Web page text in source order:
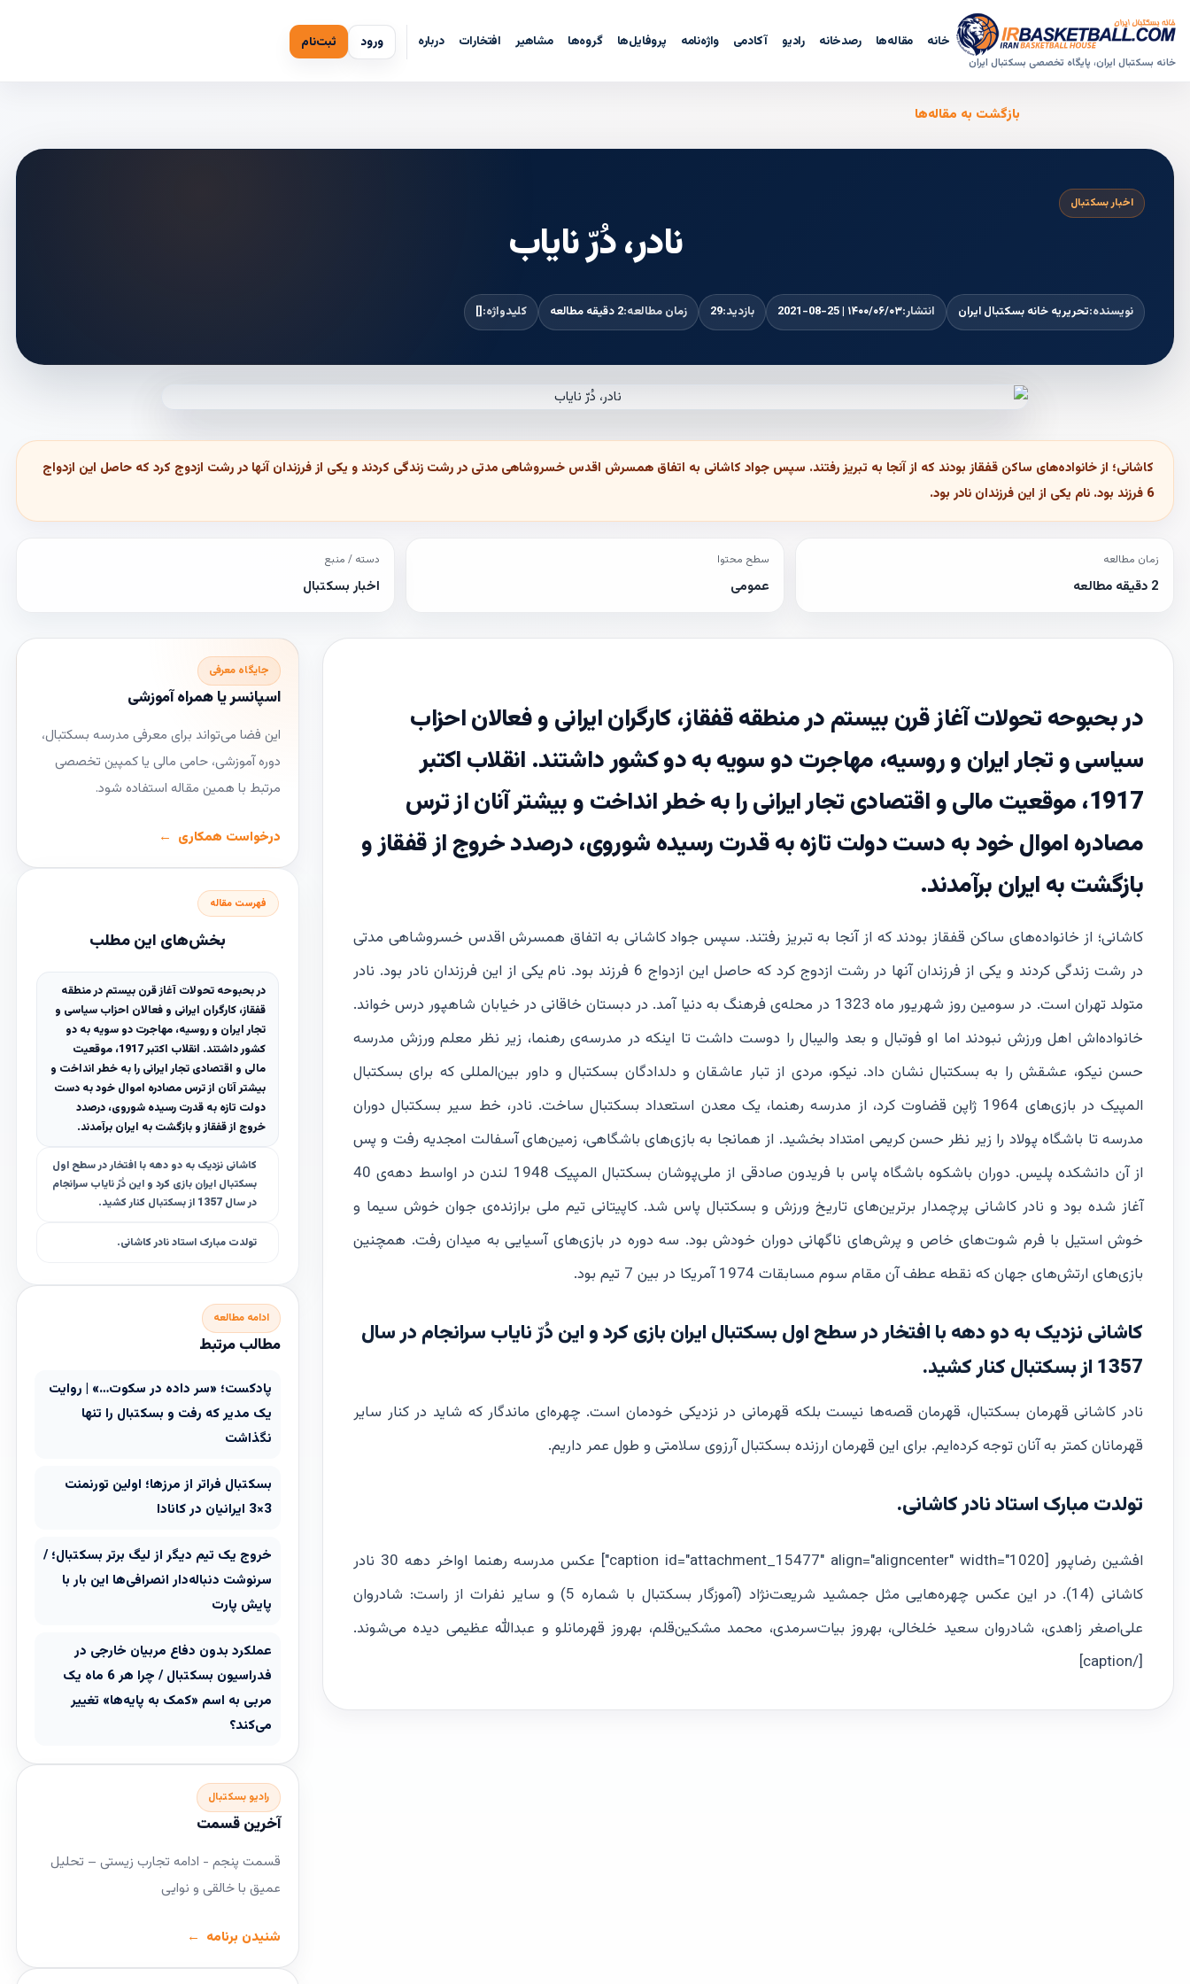
خانه بسکتبال ایران، پایگاه تخصصی بسکتبال ایران
خانه مقاله‌ها رصدخانه رادیو آکادمی واژه‌نامه پروفایل‌ها گروه‌ها مشاهیر افتخارات درباره ورود ثبت‌نام
بازگشت به مقاله‌ها
اخبار بسکتبال
نادر، دُرّ نایاب
نویسنده:تحریریه خانه بسکتبال ایران انتشار:۱۴۰۰/۰۶/۰۳ | 2021-08-25 بازدید:29 زمان مطالعه:2 دقیقه مطالعه کلیدواژه:[]
کاشانی؛ از خانواده‌های ساکن قفقاز بودند که از آنجا به تبریز رفتند. سپس جواد کاشانی به اتفاق همسرش اقدس خسروشاهی مدتی در رشت زندگی کردند و یکی از فرزندان آنها در رشت ازدوج کرد که حاصل این ازدواج
6 فرزند بود. نام یکی از این فرزندان نادر بود.
زمان مطالعه
2 دقیقه مطالعه
سطح محتوا
عمومی
دسته / منبع
اخبار بسکتبال
در بحبوحه تحولات آغاز قرن بیستم در منطقه قفقاز، کارگران ایرانی و فعالان احزاب
سیاسی و تجار ایران و روسیه، مهاجرت دو سویه به دو کشور داشتند. انقلاب اکتبر
1917، موقعیت مالی و اقتصادی تجار ایرانی را به خطر انداخت و بیشتر آنان از ترس
مصادره اموال خود به دست دولت تازه به قدرت رسیده شوروی، درصدد خروج از قفقاز و
بازگشت به ایران برآمدند.
کاشانی؛ از خانواده‌های ساکن قفقاز بودند که از آنجا به تبریز رفتند. سپس جواد کاشانی به اتفاق همسرش اقدس خسروشاهی مدتی
در رشت زندگی کردند و یکی از فرزندان آنها در رشت ازدوج کرد که حاصل این ازدواج 6 فرزند بود. نام یکی از این فرزندان نادر بود. نادر
متولد تهران است. در سومین روز شهریور ماه 1323 در محله‌ی فرهنگ به دنیا آمد. در دبستان خاقانی در خیابان شاهپور درس خواند.
خانواده‌اش اهل ورزش نبودند اما او فوتبال و بعد والیبال را دوست داشت تا اینکه در مدرسه‌ی رهنما، زیر نظر معلم ورزش مدرسه
حسن نیکو، عشقش را به بسکتبال نشان داد. نیکو، مردی از تبار عاشقان و دلدادگان بسکتبال و داور بین‌المللی که برای بسکتبال
المپیک در بازی‌های 1964 ژاپن قضاوت کرد، از مدرسه رهنما، یک معدن استعداد بسکتبال ساخت. نادر، خط سیر بسکتبال دوران
مدرسه تا باشگاه پولاد را زیر نظر حسن کریمی امتداد بخشید. از همانجا به بازی‌های باشگاهی، زمین‌های آسفالت امجدیه رفت و پس
از آن دانشکده پلیس. دوران باشکوه باشگاه پاس با فریدون صادقی از ملی‌پوشان بسکتبال المپیک 1948 لندن در اواسط دهه‌ی 40
آغاز شده بود و نادر کاشانی پرچمدار برترین‌های تاریخ ورزش و بسکتبال پاس شد. کاپیتانی تیم ملی برازنده‌ی جوان خوش سیما و
خوش استیل با فرم شوت‌های خاص و پرش‌های ناگهانی دوران خودش بود. سه دوره در بازی‌های آسیایی به میدان رفت. همچنین
بازی‌های ارتش‌های جهان که نقطه عطف آن مقام سوم مسابقات 1974 آمریکا در بین 7 تیم بود.
کاشانی نزدیک به دو دهه با افتخار در سطح اول بسکتبال ایران بازی کرد و این دُرّ نایاب سرانجام در سال
1357 از بسکتبال کنار کشید.
نادر کاشانی قهرمان بسکتبال، قهرمان قصه‌ها نیست بلکه قهرمانی در نزدیکی خودمان است. چهره‌ای ماندگار که شاید در کنار سایر
قهرمانان کمتر به آنان توجه کرده‌ایم. برای این قهرمان ارزنده بسکتبال آرزوی سلامتی و طول عمر داریم.
تولدت مبارک استاد نادر کاشانی.
افشین رضاپور [caption id="attachment_15477" align="aligncenter" width="1020"]
عکس مدرسه رهنما اواخر دهه 30 نادر
کاشانی (14). در این عکس چهره‌هایی مثل جمشید شریعت‌نژاد (آموزگار بسکتبال با شماره 5) و سایر نفرات از راست: شادروان
علی‌اصغر زاهدی، شادروان سعيد خلخالی، بهروز بيات‌سرمدی، محمد مشكين‌قلم، بهروز قهرمانلو و عبدالله عظيمی دیده می‌شوند.
[/caption]
جایگاه معرفی
اسپانسر یا همراه آموزشی
این فضا می‌تواند برای معرفی مدرسه بسکتبال،
دوره آموزشی، حامی مالی یا کمپین تخصصی
مرتبط با همین مقاله استفاده شود.
درخواست همکاری
فهرست مقاله
بخش‌های این مطلب
در بحبوحه تحولات آغاز قرن بیستم در منطقه
قفقاز، کارگران ایرانی و فعالان احزاب سیاسی و
تجار ایران و روسیه، مهاجرت دو سویه به دو
کشور داشتند. انقلاب اکتبر 1917، موقعیت
مالی و اقتصادی تجار ایرانی را به خطر انداخت و
بیشتر آنان از ترس مصادره اموال خود به دست
دولت تازه به قدرت رسیده شوروی، درصدد
خروج از قفقاز و بازگشت به ایران برآمدند.
کاشانی نزدیک به دو دهه با افتخار در سطح اول
بسکتبال ایران بازی کرد و این دُرّ نایاب سرانجام
در سال 1357 از بسکتبال کنار کشید.
تولدت مبارک استاد نادر کاشانی.
ادامه مطالعه
مطالب مرتبط
پادکست؛ «سر داده در سکوت…» | روایت
یک مدیر که رفت و بسکتبال را تنها
نگذاشت
بسکتبال فراتر از مرزها؛ اولین تورنمنت
3×3 ایرانیان در کانادا
خروج یک تیم دیگر از لیگ برتر بسکتبال؛ /
سرنوشت دنباله‌دار انصرافی‌ها این بار با
پایش پارت
عملکرد بدون دفاع مربیان خارجی در
فدراسیون بسکتبال / چرا هر 6 ماه یک
مربی به اسم «کمک به پایه‌ها» تغییر
می‌کند؟
رادیو بسکتبال
آخرین قسمت
قسمت پنجم - ادامه تجارب زیستی – تحلیل
عمیق با خالقی و نوایی
شنیدن برنامه